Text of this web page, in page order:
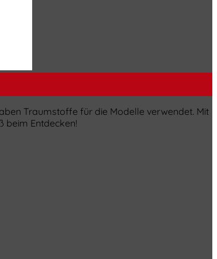
Traumstoffe für die Modelle verwendet. Mit
beim Entdecken!